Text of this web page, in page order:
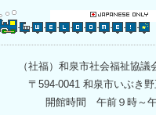
（社福）和泉市社会福祉協
〒594-0041 和泉市いぶき
開館時間 午前９時～